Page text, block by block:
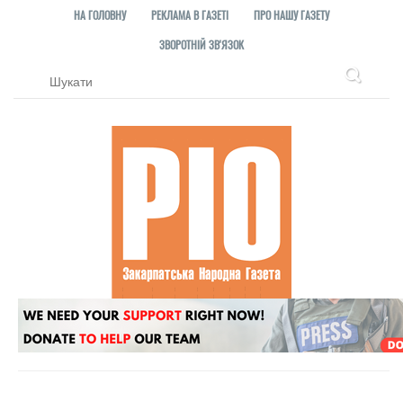
НА ГОЛОВНУ РЕКЛАМА В ГАЗЕТІ
ПРО НАШУ ГАЗЕТУ
ЗВОРОТНІЙ ЗВ'ЯЗОК